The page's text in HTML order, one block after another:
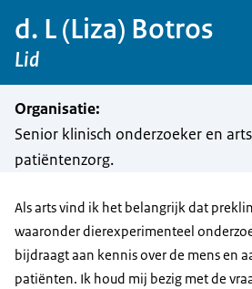
d. L (Liza) Botros
Lid
Organisatie:
Senior klinisch onderzoeker en
patiëntenzorg.
Als arts vind ik het belangrijk dat
waaronder dierexperimenteel
bijdraagt aan kennis over de mens en
patiënten. Ik houd mij bezig met de